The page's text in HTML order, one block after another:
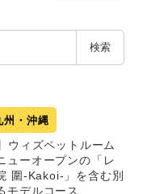
検索
州・沖縄
ウィズペットルーム
ューオープンの「レ
圍-Kakoi-」を含む別
モデルコース